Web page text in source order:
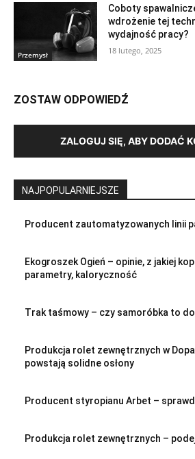
Przemysł
Coboty
wdrożenie tej
wydajność pracy?
18 lutego, 2025
ZOSTAW ODPOWIEDŹ
ZALOGUJ SIĘ, ABY DODAĆ
NAJPOPULARNIEJSZE
Producent zautomatyzowanych linii
Ekogroszek Ogień – opinie, z jakiej
parametry, kaloryczność
Trak taśmowy – czy samoróbka to
Produkcja rolet zewnętrznych w
powstają solidne osłony
Producent styropianu Arbet –
Produkcja rolet zewnętrznych –